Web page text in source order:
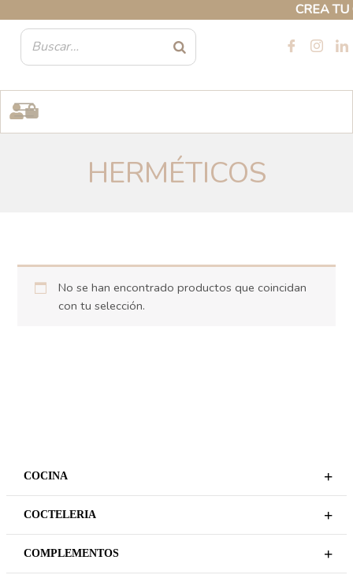
CREA TU
contenido
HERMÉTICOS
+
COCINA
+
COCTELERIA
+
COMPLEMENTOS
No se han encontrado productos que coincidan
con tu selección.